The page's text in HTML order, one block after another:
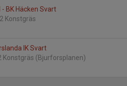
BK Häcken Svart
Konstgräs
IK Svart
Konstgräs (Bjurforsplanen)